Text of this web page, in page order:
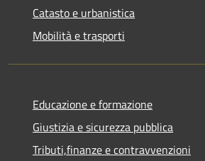
Catasto e urbanistica
Mobilità e trasporti
Educazione e formazione
Giustizia e sicurezza pubblica
Tributi,finanze e contravvenzioni